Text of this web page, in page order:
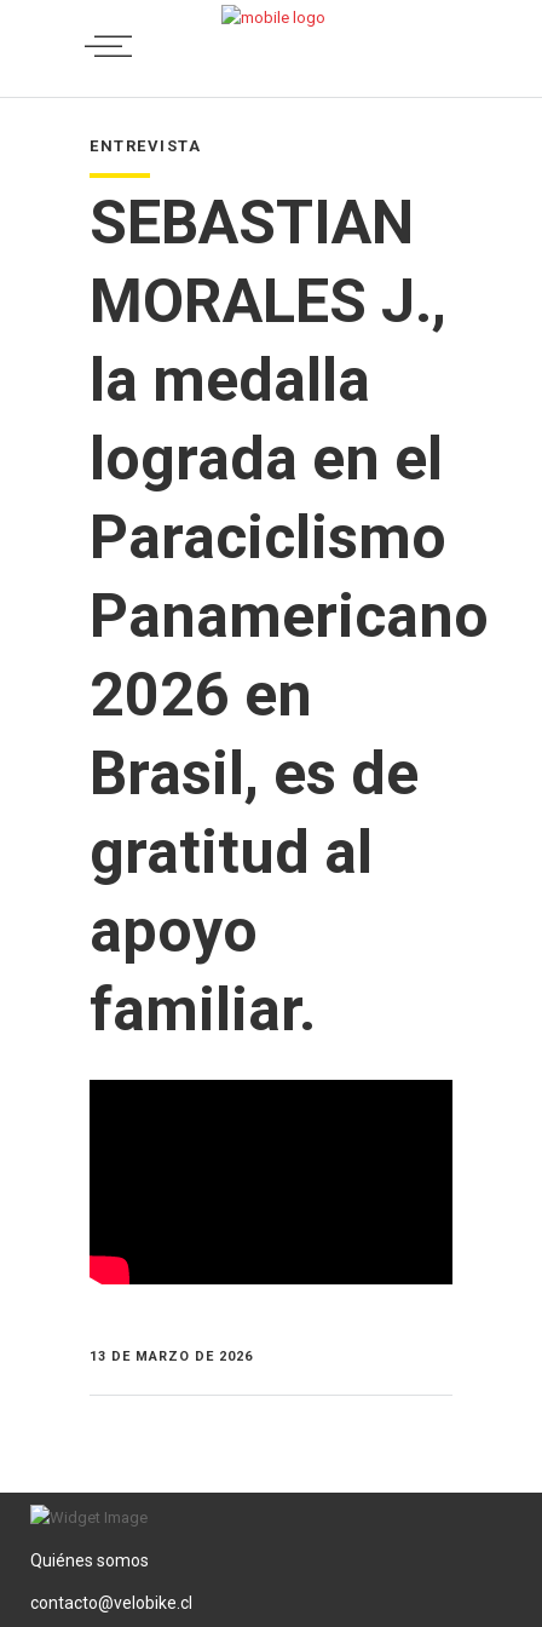
ENTREVISTA
SEBASTIAN
MORALES J.,
la medalla
lograda en el
Paraciclismo
Panamericano
2026 en
Brasil, es de
gratitud al
apoyo
familiar.
13 DE MARZO DE 2026
Quiénes somos
contacto@velobike.cl